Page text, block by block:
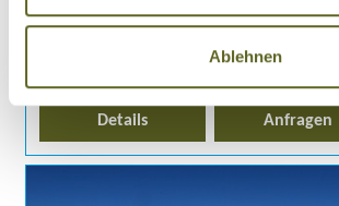
Ablehnen
1 garantierter Termin
Details Anfragen